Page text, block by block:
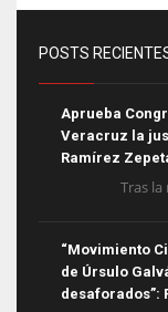
POSTS
Aprueba
Veracruz la
Ramírez
Tras
“Movimiento
de Úrsulo
desaforados”: